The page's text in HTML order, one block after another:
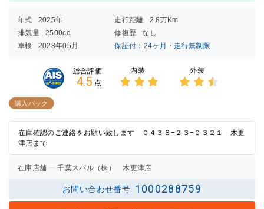
年式 2025年 走行距離
2.8万Km
排気量
2500cc 修復歴
なし
車検
2028年05月 保証付：24ヶ月・走行無制限
総合評価
4.5 点
内装 外装
購入パック
在庫確認のご連絡をお願い致します ０４３８−２３−０３２１ 木更
津店まで
在庫店舗 千葉スバル（株） 木更津店
お問い合わせ番号 1000288759